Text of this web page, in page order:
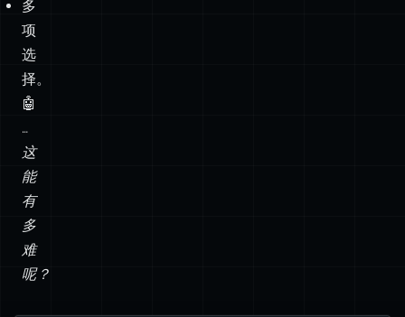
多
项
选
择。
🤖
…
这
能
有
多
难
呢？